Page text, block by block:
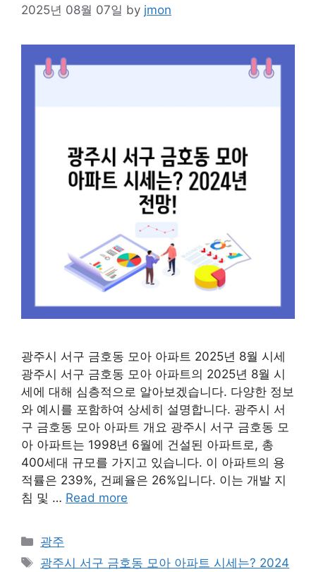
2025년 08월 07일 by jmon
광주시 서구 금호동 모아 아파트 2025년 8월 시세
광주시 서구 금호동 모아 아파트의 2025년 8월 시
세에 대해 심층적으로 알아보겠습니다. 다양한 정보
와 예시를 포함하여 상세히 설명합니다. 광주시 서
구 금호동 모아 아파트 개요 광주시 서구 금호동 모
아 아파트는 1998년 6월에 건설된 아파트로, 총
400세대 규모를 가지고 있습니다. 이 아파트의 용
적률은 239%, 건폐율은 26%입니다. 이는 개발 지
침 및 … Read more
Categories
광주
Tags
광주시 서구 금호동 모아 아파트 시세는? 2024